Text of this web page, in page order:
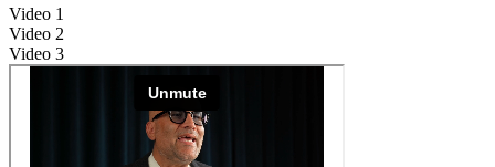
Video 1
Video 2
Video 3